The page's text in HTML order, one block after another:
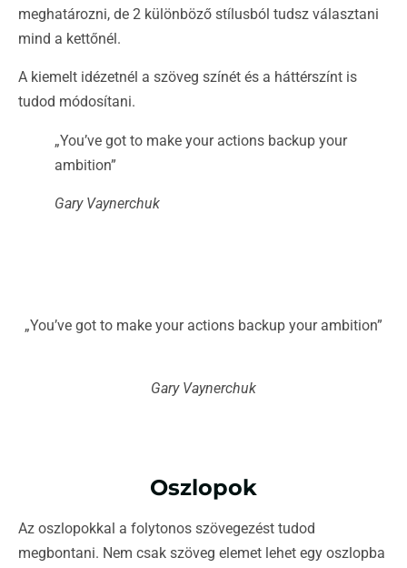
meghatározni, de 2 különböző stílusból tudsz választani
mind a kettőnél.
A kiemelt idézetnél a szöveg színét és a háttérszínt is
tudod módosítani.
„You’ve got to make your actions backup your
ambition”
Gary Vaynerchuk
„You’ve got to make your actions backup your ambition”
Gary Vaynerchuk
Oszlopok
Az oszlopokkal a folytonos szövegezést tudod
megbontani. Nem csak szöveg elemet lehet egy oszlopba